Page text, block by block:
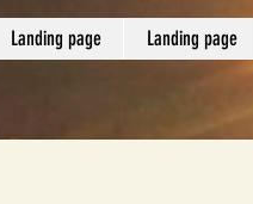
Landing page Landing page